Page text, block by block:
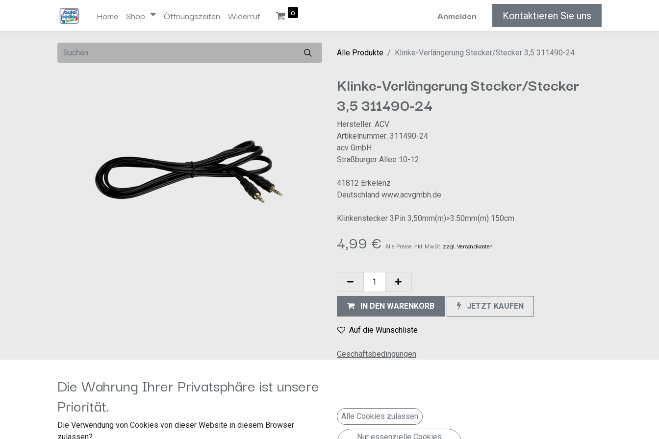
Home Shop Öffnungszeiten Widerruf 0 Anmelden Kontaktieren Sie uns
Alle Produkte Klinke-Verlängerung Stecker/Stecker 3,5 311490-24
Klinke-Verlängerung Stecker/Stecker
3,5 311490-24
Hersteller: ACV
Artikelnummer: 311490-24
acv GmbH
Straßburger Allee 10-12
41812 Erkelenz
Deutschland www.acvgmbh.de
Klinkenstecker 3Pin 3,50mm(m)>3.50mm(m) 150cm
4,99 € Alle Preise inkl. MwSt. zzgl. Versandkosten
IN DEN WARENKORB JETZT KAUFEN
Auf die Wunschliste
Geschäftsbedingungen
Für folgende Anwendungen:
Die Wahrung Ihrer Privatsphäre ist unsere
Priorität.
Die Verwendung von Cookies von dieser Website in diesem Browser
zulassen?
Alle Cookies zulassen
Nur essenzielle Cookies